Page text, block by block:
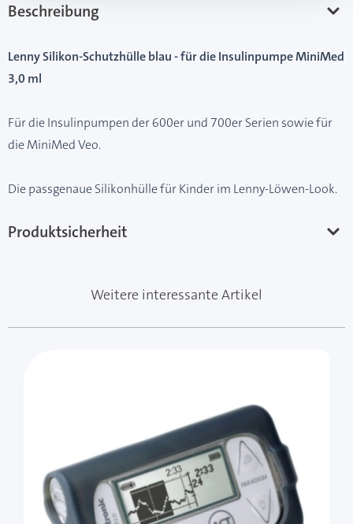
Beschreibung
Lenny Silikon-Schutzhülle blau - für die Insulinpumpe MiniMed
3,0 ml
Für die Insulinpumpen der 600er und 700er Serien sowie für
die MiniMed Veo.
Die passgenaue Silikonhülle für Kinder im Lenny-Löwen-Look.
Produktsicherheit
Weitere interessante Artikel